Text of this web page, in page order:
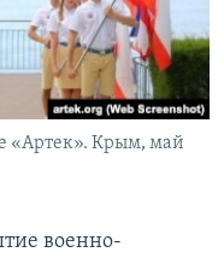
«Артек». Крым, май
военно-